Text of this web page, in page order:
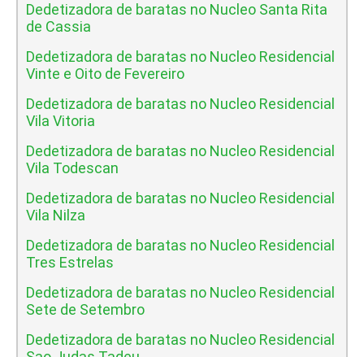
Dedetizadora de baratas no Nucleo Santa Rita
de Cassia
Dedetizadora de baratas no Nucleo Residencial
Vinte e Oito de Fevereiro
Dedetizadora de baratas no Nucleo Residencial
Vila Vitoria
Dedetizadora de baratas no Nucleo Residencial
Vila Todescan
Dedetizadora de baratas no Nucleo Residencial
Vila Nilza
Dedetizadora de baratas no Nucleo Residencial
Tres Estrelas
Dedetizadora de baratas no Nucleo Residencial
Sete de Setembro
Dedetizadora de baratas no Nucleo Residencial